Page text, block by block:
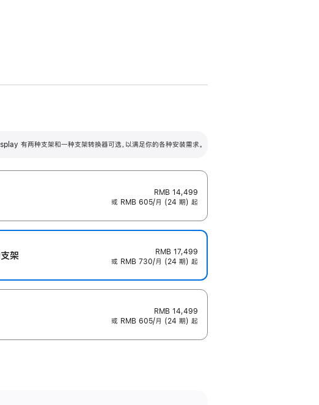
毫米的高度调节范围。
有两种支架和一种支架转换器可选，以满足你的各种安装需求。
RMB 14,499
或 RMB 605/月 (24 期) 起
架
RMB 17,499
或 RMB 730/月 (24 期) 起
RMB 14,499
或 RMB 605/月 (24 期) 起